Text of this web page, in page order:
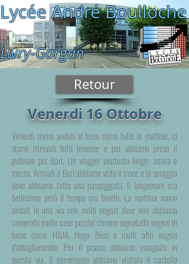
Lycée André Boulloche
Livry-Gargan
Retour
Venerdi 16 Ottobre
Venerdì siamo andati al liceo come tutte le mattine, ci
siamo ritrovati tutti insieme e poi abbiamo preso il
pullman per Bari. Un viaggio piuttosto lungo: un'ora e
mezzo. Arrivati a Bari abbiamo visto il mare e la spiaggia
dove abbiamo fatto una passeggiata. Il lungomare era
bellissimo però il tempo era brutto. La mattina siamo
andati in una via con molti negozi dove non abbiamo
comprato molte cose perché c'erano sopratutto negozi di
lusso come H&M, Hugo Boss e molti altri negozi
d'abbigliamento. Per il pranzo abbiamo mangiato in
questa via. Il pomeriggio abbiamo visitato il castello